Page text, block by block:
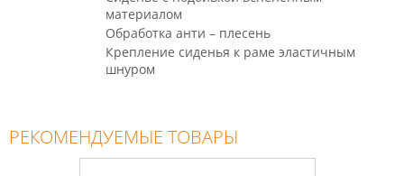
материалом
Обработка анти – плесень
Крепление сиденья к раме эластичным
шнуром
РЕКОМЕНДУЕМЫЕ ТОВАРЫ